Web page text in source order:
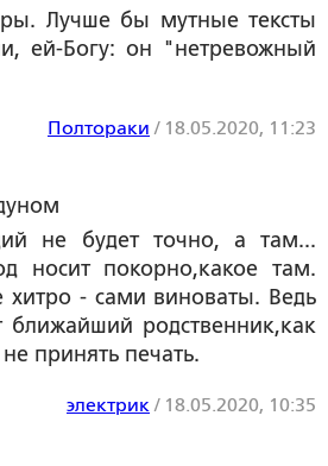
Лучше бы мутные тексты
ей-Богу: он "нетревожный
Полтораки / 18.05.2020, 11:23
не будет точно, а там...
носит покорно,какое там.
- сами виноваты. Ведь
ближайший родственник,как
принять печать.
электрик / 18.05.2020, 10:35